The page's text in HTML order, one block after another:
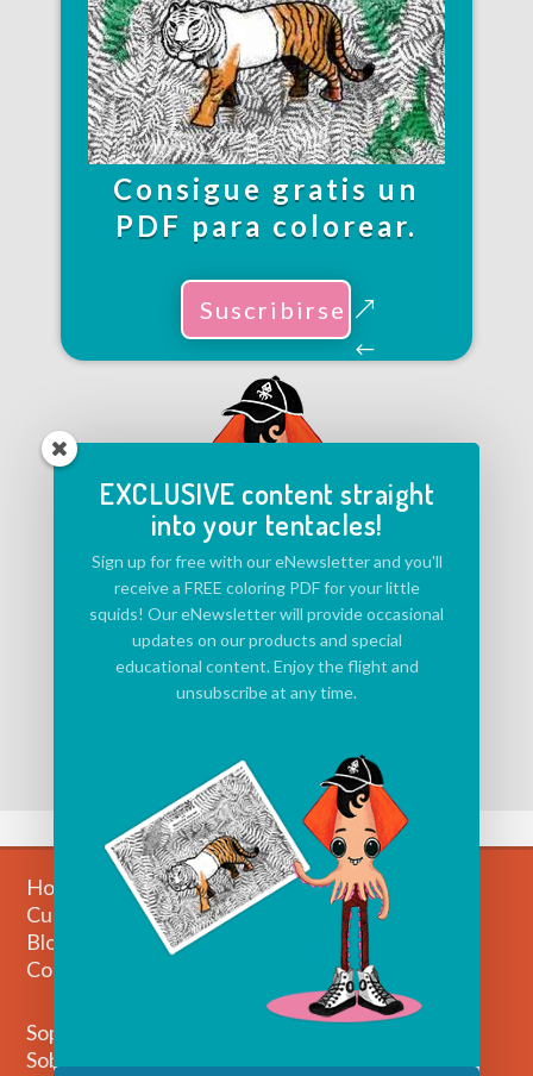
Consigue gratis un
PDF para colorear.
Suscribirse
Home
Cuentos
Blog
Contactar
Soporte técnico
Sobre nosotros
EXCLUSIVE content straight
into your tentacles!
Sign up for free with our eNewsletter and you'll
receive a FREE coloring PDF for your little
squids! Our eNewsletter will provide occasional
updates on our products and special
educational content. Enjoy the flight and
unsubscribe at any time.